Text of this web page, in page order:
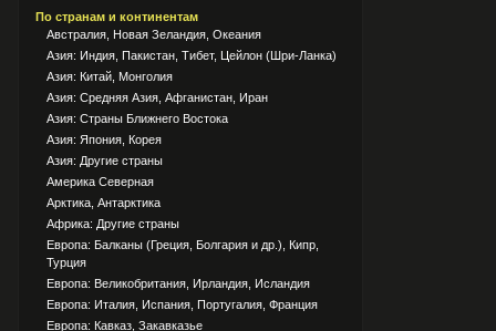
По странам и континентам
Австралия, Новая Зеландия, Океания
Азия: Индия, Пакистан, Тибет, Цейлон (Шри-Ланка)
Азия: Китай, Монголия
Азия: Средняя Азия, Афганистан, Иран
Азия: Страны Ближнего Востока
Азия: Япония, Корея
Азия: Другие страны
Америка Северная
Арктика, Антарктика
Африка: Другие страны
Европа: Балканы (Греция, Болгария и др.), Кипр,
Турция
Европа: Великобритания, Ирландия, Исландия
Европа: Италия, Испания, Португалия, Франция
Европа: Кавказ, Закавказье